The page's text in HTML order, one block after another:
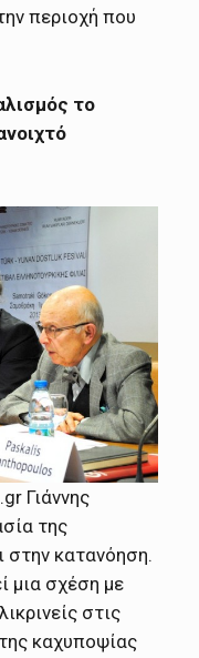
περιοχή που
το
Γιάννης
της
στην κατανόηση.
μια σχέση με
στις
καχυποψίας